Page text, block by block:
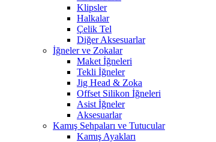
Klipsler
Halkalar
Çelik Tel
Diğer Aksesuarlar
İğneler ve Zokalar
Maket İğneleri
Tekli İğneler
Jig Head & Zoka
Offset Silikon İğneleri
Asist İğneler
Aksesuarlar
Kamış Sehpaları ve Tutucular
Kamış Ayakları